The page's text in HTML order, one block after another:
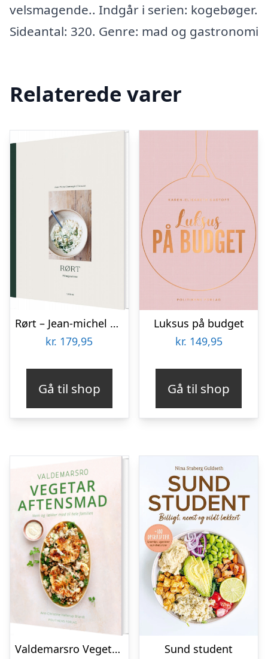
velsmagende.. Indgår i serien: kogebøger.
Sideantal: 320. Genre: mad og gastronomi
Relaterede varer
Rørt – Jean-michel Grønnegård Deleuran – Bog
kr. 179,95
Gå til shop
Luksus på budget
kr. 149,95
Gå til shop
Valdemarsro Vegetar Aftensmad – Ann-christine Hellerup Brandt – Bog Sund student